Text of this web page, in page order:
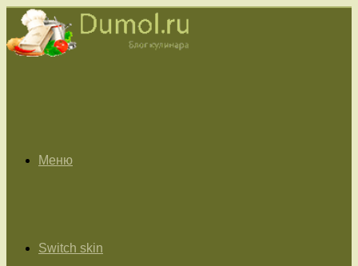
Меню
Switch skin